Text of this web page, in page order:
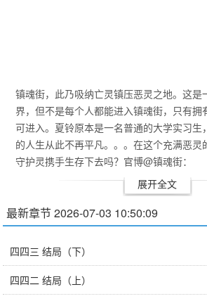
镇魂街，此乃吸纳亡灵镇压恶灵之地。这是
界，但不是每个人都能进入镇魂街，只有拥
可进入。夏铃原本是一名普通的大学实习生
的人生从此不再平凡。。。在这个充满恶灵
守护灵携手生存下去吗？官博@镇魂街：
http://weibo.com/u/5195985855 镇...
展开全文
最新章节 2026-07-03 10:50:09
四四三 结局（下）
四四二 结局（上）